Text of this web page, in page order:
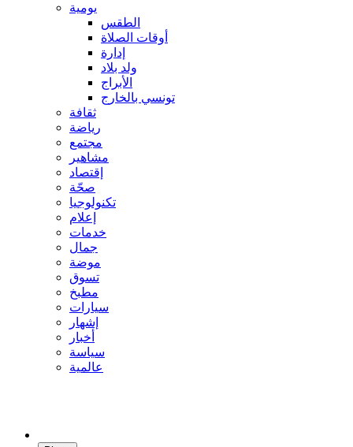
يومية
الطقس
أوقات الصلاة
إدارة
ولد بلاد
الأبراج
تونسي بالخارج
ثقافة
رياضة
مجتمع
مشاهير
إقتصاد
صحّة
تكنولوجيا
إعلام
خدمات
جمال
موضة
تسوق
مطبخ
سيارات
إشهار
أخبار
سياسة
عالمية